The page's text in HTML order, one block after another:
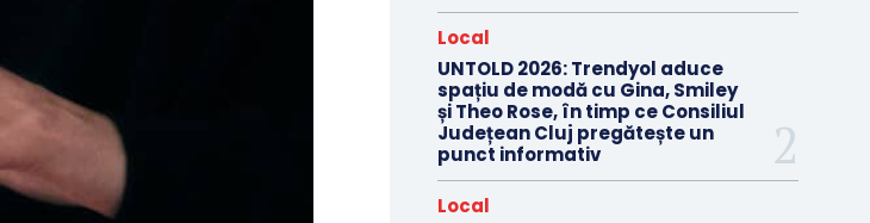
Local
UNTOLD 2026: Trendyol aduce
spațiu de modă cu Gina, Smiley
și Theo Rose, în timp ce Consiliul
Județean Cluj pregătește un
punct informativ
Local